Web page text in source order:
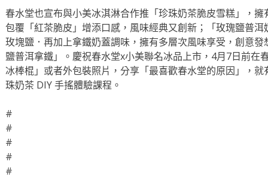
春水堂也宣布與小美冰淇淋合作推「珍珠奶茶脆皮雪糕」，
包覆「紅茶脆皮」增添口感，風味經典又創新；「玫瑰鹽普
玫塊鹽．再加上拿鐵奶蓋調味，擁有多層次風味享受，創意
鹽普洱拿鐵」。慶祝春水堂x小美聯名冰品上市，4月7日前在
冰棒棍」或者外包裝照片，分享「最喜歡春水堂的原因」，
珠奶茶 DIY 手搖體驗課程。
#
#
#
#
#